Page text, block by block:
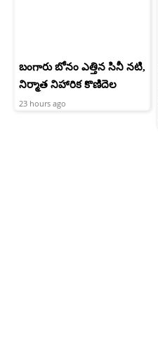
బంగారు బోనం ఎత్తిన సినీ నటి,
నిర్మాత నిహారిక కొణిదెల
23 hours ago